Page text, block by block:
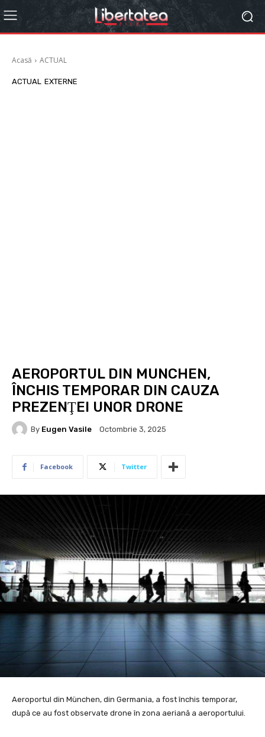
Acasă ACTUAL
ACTUAL EXTERNE
AEROPORTUL DIN MUNCHEN,
ÎNCHIS TEMPORAR DIN CAUZA
PREZENŢEI UNOR DRONE
By Eugen Vasile Octombrie 3, 2025
Facebook Twitter
Aeroportul din München, din Germania, a fost închis temporar,
după ce au fost observate drone în zona aeriană a aeroportului.